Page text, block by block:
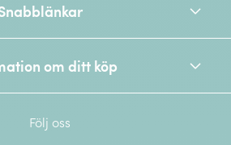
om ditt köp
Följ oss